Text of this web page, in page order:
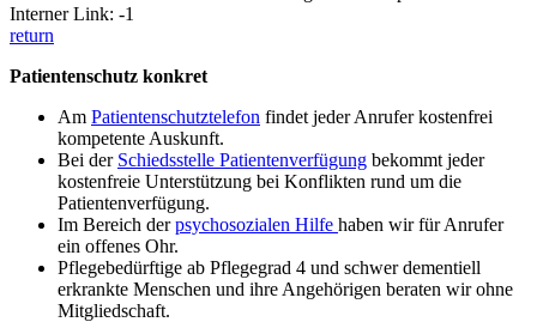
Interner Link: -1
return
Patientenschutz konkret
Am Patientenschutztelefon findet jeder Anrufer kostenfrei
kompetente Auskunft.
Bei der Schiedsstelle Patientenverfügung bekommt jeder
kostenfreie Unterstützung bei Konflikten rund um die
Patientenverfügung.
Im Bereich derpsychosozialen Hilfe haben wir für Anrufer
ein offenes Ohr.
Pflegebedürftige ab Pflegegrad 4 und schwer dementiell
erkrankte Menschen und ihre Angehörigen beraten wir ohne
Mitgliedschaft.